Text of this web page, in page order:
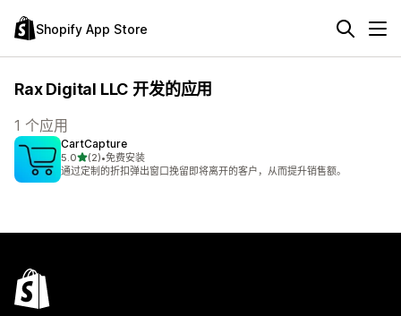
Shopify App Store
Rax Digital LLC 开发的应用
1 个应用
CartCapture
5.0星（满分 5 星）
(2)
总共 2 条评论
•免费安装
通过定制的折扣弹出窗口挽留即将离开的客户，从而提升销售额。